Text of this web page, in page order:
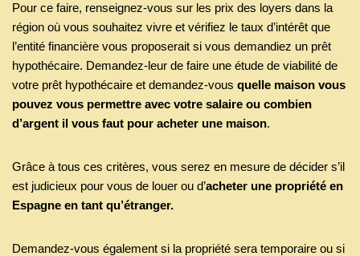
Pour ce faire, renseignez-vous sur les prix des loyers dans la
région où vous souhaitez vivre et vérifiez le taux d’intérêt que
l’entité financière vous proposerait si vous demandiez un prêt
hypothécaire. Demandez-leur de faire une étude de viabilité de
votre prêt hypothécaire et demandez-vous quelle maison vous
pouvez vous permettre avec votre salaire ou combien
d’argent il vous faut pour acheter une maison.
Grâce à tous ces critères, vous serez en mesure de décider s’il
est judicieux pour vous de louer ou d’acheter une propriété en
Espagne en tant qu’étranger.
Demandez-vous également si la propriété sera temporaire ou si